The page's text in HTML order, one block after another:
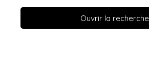
Ouvrir la recherche